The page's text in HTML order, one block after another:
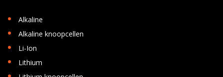
• Alkaline
• Alkaline knoopcellen
• Li-Ion
• Lithium